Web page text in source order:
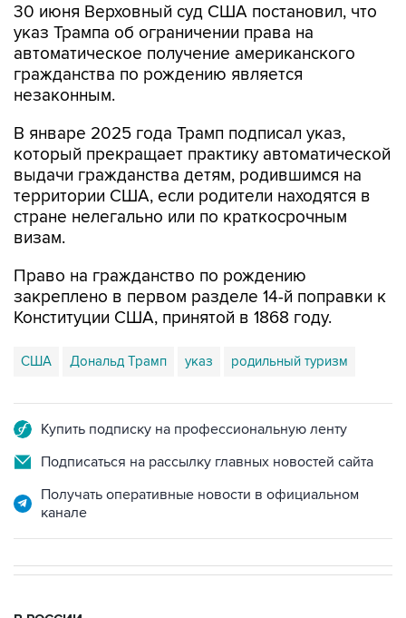
30 июня Верховный суд США постановил, что
указ Трампа об ограничении права на
автоматическое получение американского
гражданства по рождению является
незаконным.
В январе 2025 года Трамп подписал указ,
который прекращает практику автоматической
выдачи гражданства детям, родившимся на
территории США, если родители находятся в
стране нелегально или по краткосрочным
визам.
Право на гражданство по рождению
закреплено в первом разделе 14-й поправки к
Конституции США, принятой в 1868 году.
США Дональд Трамп указ родильный туризм
Купить подписку на профессиональную ленту
Подписаться на рассылку главных новостей сайта
Получать оперативные новости в официальном
канале